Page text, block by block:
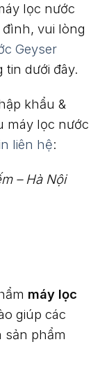
lọc nước
vui lòng
Geyser
dưới đây.
khẩu &
máy lọc nước
liên hệ:
– Hà Nội
máy lọc
giúp các
sản phẩm